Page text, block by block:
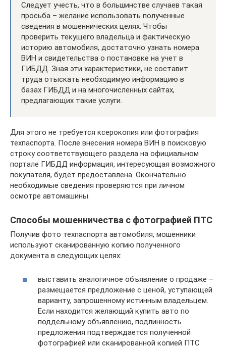
Следует учесть, что в большинстве случаев такая
просьба – желание использовать полученные
сведения в мошеннических целях. Чтобы
проверить текущего владельца и фактическую
историю автомобиля, достаточно узнать номера
ВИН и свидетельства о постановке на учет в
ГИБДД. Зная эти характеристики, не составит
труда отыскать необходимую информацию в
базах ГИБДД и на многочисленных сайтах,
предлагающих такие услуги.
Для этого не требуется ксерокопия или фотография
техпаспорта. После внесения номера ВИН в поисковую
строку соответствующего раздела на официальном
портале ГИБДД информация, интересующая возможного
покупателя, будет предоставлена. Окончательно
необходимые сведения проверяются при личном
осмотре автомашины.
Способы мошенничества с фотографией ПТС
Получив фото техпаспорта автомобиля, мошенники
используют сканированную копию полученного
документа в следующих целях:
выставить аналогичное объявление о продаже –
размещается предложение с ценой, уступающей
варианту, запрошенному истинным владельцем.
Если находится желающий купить авто по
поддельному объявлению, подлинность
предложения подтверждается полученной
фотографией или сканированной копией ПТС